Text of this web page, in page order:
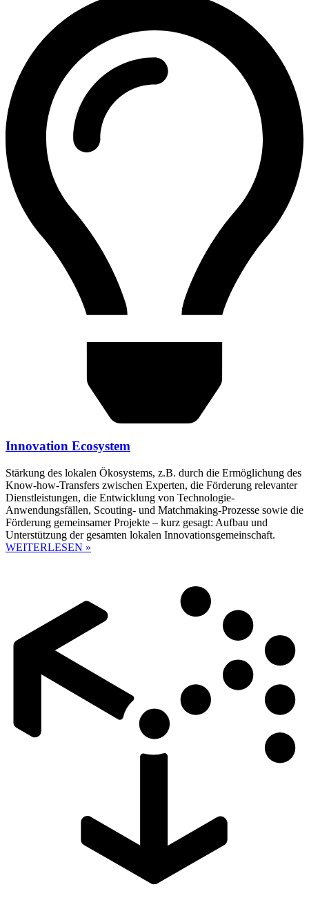
Innovation Ecosystem
Stärkung des lokalen Ökosystems, z.B. durch die Ermöglichung des
Know-how-Transfers zwischen Experten, die Förderung relevanter
Dienstleistungen, die Entwicklung von Technologie-
Anwendungsfällen, Scouting- und Matchmaking-Prozesse sowie die
Förderung gemeinsamer Projekte – kurz gesagt: Aufbau und
Unterstützung der gesamten lokalen Innovationsgemeinschaft.
WEITERLESEN »